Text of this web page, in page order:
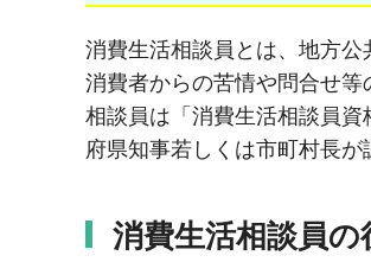
消費生活相談員とは、地方
消費者からの苦情や問合せ
相談員は「消費生活相談員
府県知事若しくは市町村長が
消費生活相談員の